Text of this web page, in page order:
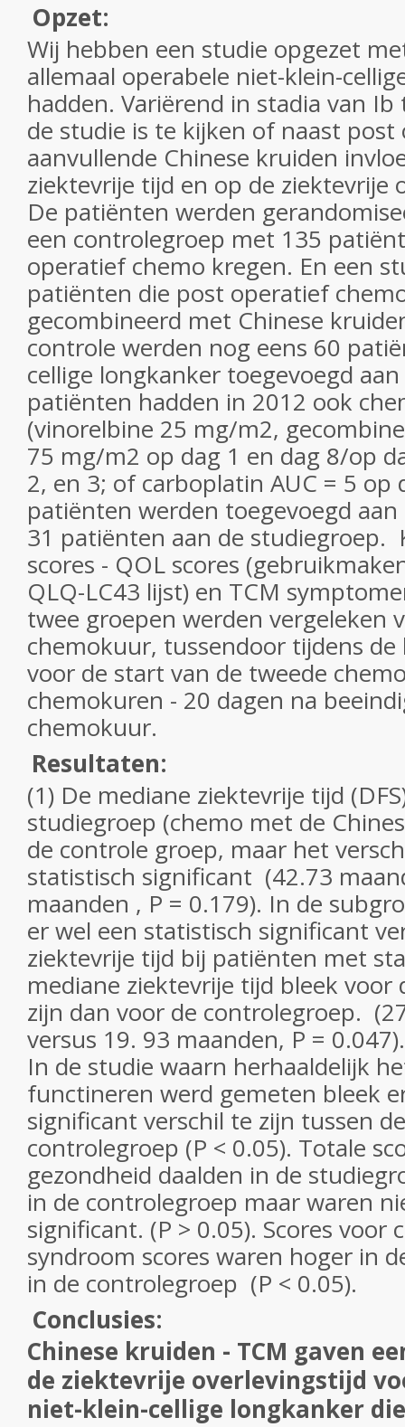
Opzet:
Wij hebben een studie opgezet
allemaal operabele niet-klein-
hadden. Variërend in stadia van
de studie is te kijken of naast
aanvullende Chinese kruiden
ziektevrije tijd en op de ziektevrije
De patiënten werden
een controlegroep met 135
operatief chemo kregen. En een
patiënten die post operatief
gecombineerd met Chinese
controle werden nog eens 60
cellige longkanker toegevoegd
patiënten hadden in 2012 ook
(vinorelbine 25 mg/m2,
75 mg/m2 op dag 1 en dag 8/op
2, en 3; of carboplatin AUC = 5 op
patiënten werden toegevoegd
31 patiënten aan de studiegroep.
scores - QOL scores
QLQ-LC43 lijst) en TCM
twee groepen werden vergeleken
chemokuur, tussendoor tijdens
voor de start van de tweede
chemokuren - 20 dagen na
chemokuur.
Resultaten:
(1) De mediane ziektevrije tijd
studiegroep (chemo met de
de controle groep, maar het
statistisch significant (42.73
maanden , P = 0.179). In de
er wel een statistisch significant
ziektevrije tijd bij patiënten met
mediane ziektevrije tijd bleek voor
zijn dan voor de controlegroep.
versus 19. 93 maanden, P =
In de studie waarn herhaaldelijk
functineren werd gemeten bleek
significant verschil te zijn tussen
controlegroep (P < 0.05). Totale
gezondheid daalden in de
in de controlegroep maar waren
significant. (P > 0.05). Scores voor
syndroom scores waren hoger in
in de controlegroep (P < 0.05).
Conclusies:
Chinese kruiden - TCM gaven
de ziektevrije overlevingstijd
niet-klein-cellige longkanker